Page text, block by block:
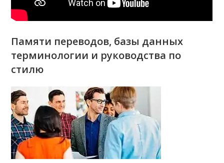
Памяти переводов, базы данных
терминологии и руководства по
стилю